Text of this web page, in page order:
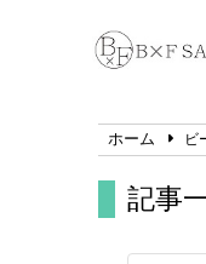
ホーム ビ
記事